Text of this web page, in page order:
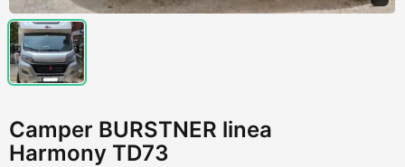
Camper BURSTNER linea
Harmony TD73